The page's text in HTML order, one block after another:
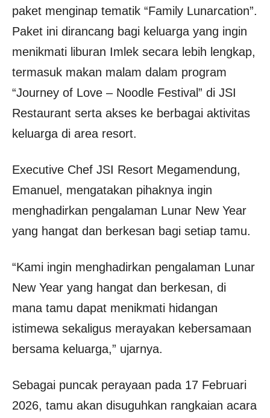
paket menginap tematik “Family Lunarcation”.
Paket ini dirancang bagi keluarga yang ingin
menikmati liburan Imlek secara lebih lengkap,
termasuk makan malam dalam program
“Journey of Love – Noodle Festival” di JSI
Restaurant serta akses ke berbagai aktivitas
keluarga di area resort.
Executive Chef JSI Resort Megamendung,
Emanuel, mengatakan pihaknya ingin
menghadirkan pengalaman Lunar New Year
yang hangat dan berkesan bagi setiap tamu.
“Kami ingin menghadirkan pengalaman Lunar
New Year yang hangat dan berkesan, di
mana tamu dapat menikmati hidangan
istimewa sekaligus merayakan kebersamaan
bersama keluarga,” ujarnya.
Sebagai puncak perayaan pada 17 Februari
2026, tamu akan disuguhkan rangkaian acara